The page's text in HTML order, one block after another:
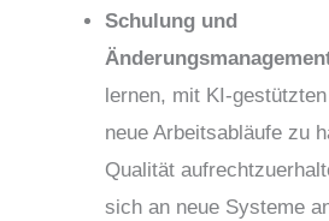
Schulung und
lernen, mit KI-
neue Arbeitsabläufe zu
Qualität
sich an neue Systeme